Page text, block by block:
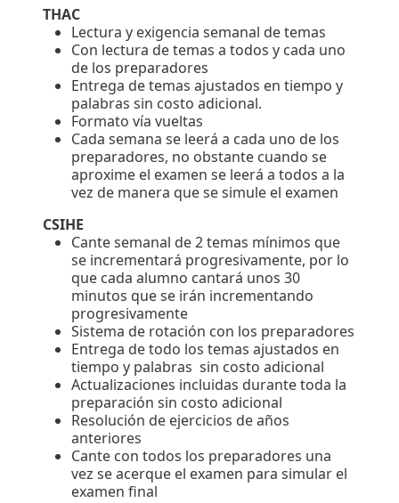
THAC
Lectura y exigencia semanal de temas
Con lectura de temas a todos y cada uno
de los preparadores
Entrega de temas ajustados en tiempo y
palabras sin costo adicional.
Formato vía vueltas
Cada semana se leerá a cada uno de los
preparadores, no obstante cuando se
aproxime el examen se leerá a todos a la
vez de manera que se simule el examen
CSIHE
Cante semanal de 2 temas mínimos que
se incrementará progresivamente, por lo
que cada alumno cantará unos 30
minutos que se irán incrementando
progresivamente
Sistema de rotación con los preparadores
Entrega de todo los temas ajustados en
tiempo y palabras sin costo adicional
Actualizaciones incluidas durante toda la
preparación sin costo adicional
Resolución de ejercicios de años
anteriores
Cante con todos los preparadores una
vez se acerque el examen para simular el
examen final